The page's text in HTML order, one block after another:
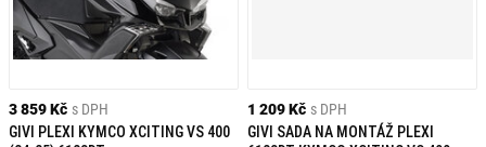
3 859 Kč s DPH
GIVI PLEXI KYMCO XCITING VS 400
1 209 Kč s DPH
GIVI SADA NA MONTÁŽ PLEXI